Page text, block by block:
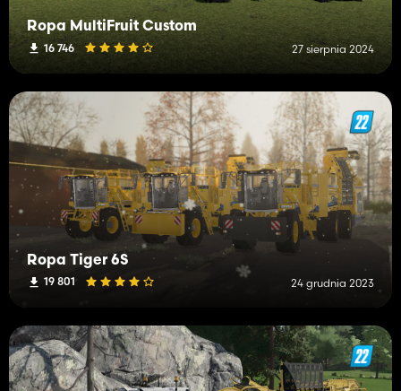
Ropa MultiFruit Custom
16 746 27 sierpnia 2024
Ropa Tiger 6S
19 801 24 grudnia 2023